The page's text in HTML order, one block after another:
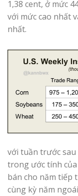
1,38 cent, ở mức
với mức cao nhất
nhất.
với tuần trước sau
trong ước tính
bán cho năm tiếp
cùng kỳ năm